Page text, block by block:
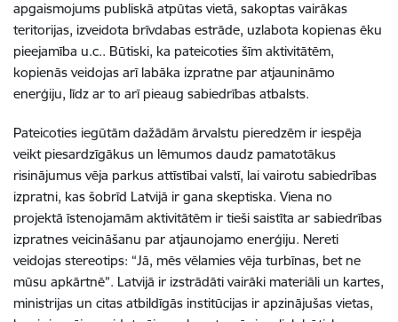
apgaismojums publiskā atpūtas vietā, sakoptas vairākas
teritorijas, izveidota brīvdabas estrāde, uzlabota kopienas ēku
pieejamība u.c.. Būtiski, ka pateicoties šīm aktivitātēm,
kopienās veidojas arī labāka izpratne par atjaunināmo
enerģiju, līdz ar to arī pieaug sabiedrības atbalsts.
Pateicoties iegūtām dažādām ārvalstu pieredzēm ir iespēja
veikt piesardzīgākus un lēmumos daudz pamatotākus
risinājumus vēja parkus attīstībai valstī, lai vairotu sabiedrības
izpratni, kas šobrīd Latvijā ir gana skeptiska. Viena no
projektā īstenojamām aktivitātēm ir tieši saistīta ar sabiedrības
izpratnes veicināšanu par atjaunojamo enerģiju. Nereti
veidojas stereotips: “Jā, mēs vēlamies vēja turbīnas, bet ne
mūsu apkārtnē”. Latvijā ir izstrādāti vairāki materiāli un kartes,
ministrijas un citas atbildīgās institūcijas ir apzinājušas vietas,